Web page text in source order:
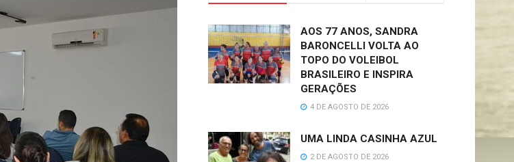
AOS 77 ANOS, SANDRA
BARONCELLI VOLTA AO
TOPO DO VOLEIBOL
BRASILEIRO E INSPIRA
GERAÇÕES
4 DE AGOSTO DE 2026
UMA LINDA CASINHA AZUL
2 DE AGOSTO DE 2026